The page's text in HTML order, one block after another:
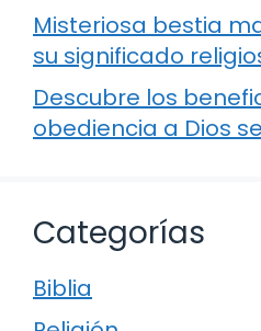
Misteriosa bestia
su significado
Descubre los
obediencia a Dios
Categorías
Biblia